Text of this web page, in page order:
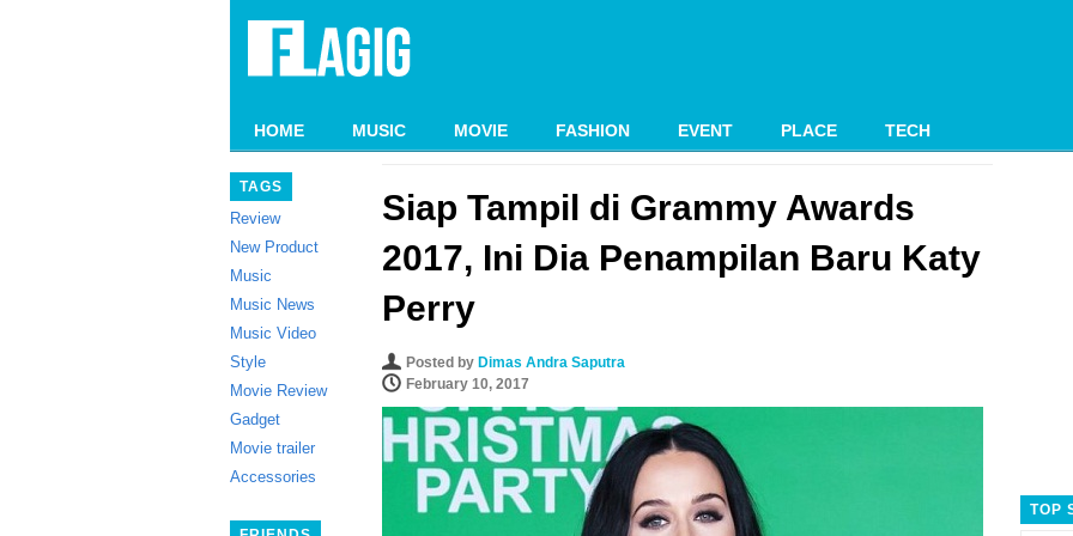
HOME MUSIC MOVIE FASHION EVENT PLACE TECH
TAGS
Review
New Product
Music
Music News
Music Video
Style
Movie Review
Gadget
Movie trailer
Accessories
Siap Tampil di Grammy Awards
2017, Ini Dia Penampilan Baru Katy
Perry
Posted by Dimas Andra Saputra
February 10, 2017
TOP